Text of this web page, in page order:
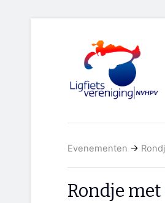
Evenementen →
Rondje